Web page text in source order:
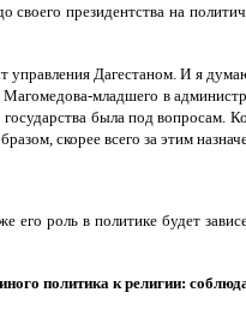
президентства на
Дагестаном. И я
младшего в
была под вопросам.
скорее всего за этим
роль в политике будет
политика к религии: